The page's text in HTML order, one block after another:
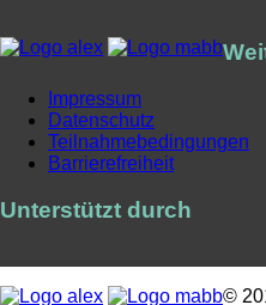
Impressum
Datenschutz
Teilnahmebedingungen
Barrierefreiheit
Unterstützt durch
©